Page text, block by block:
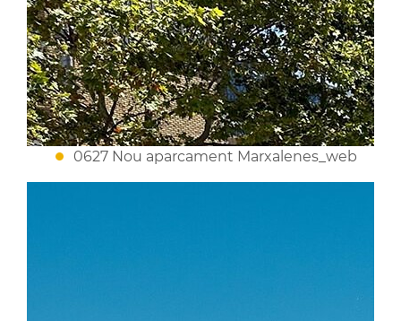
0627 Nou aparcament Marxalenes_web